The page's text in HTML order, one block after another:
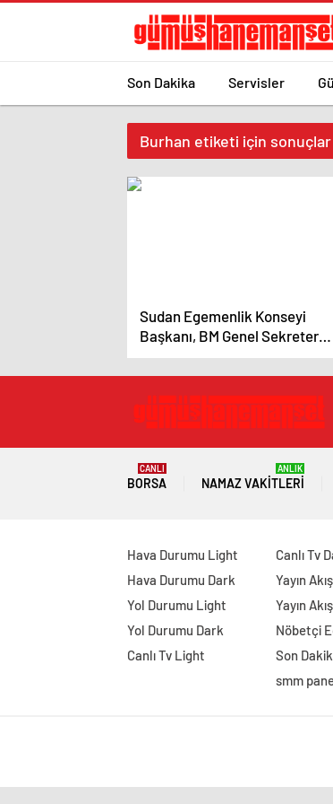
Son Dakika Servisler
Burhan etiketi için sonuçlar
Sudan Egemenlik Konseyi
Başkanı, BM Genel Sekreteri
ve UCM Başsavcısı ile görüştü
BORSA
CANLI
NAMAZ VAKITLERI
ANLIK
Hava Durumu Light
Hava Durumu Dark
Yol Durumu Light
Yol Durumu Dark
Canlı Tv Light
Canlı Tv
Yayın
Yayın
Nöbetçi
Son
smm